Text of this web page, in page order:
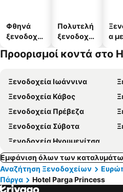
Φθηνά
ξενοδοχεί
Πολυτελή
ξενοδοχεί
α με
Προορισμοί κοντά στο
Ξενοδοχεία Ιωάννινα
Ξενοδοχεία Κάβος
Ξενοδοχεία Πρέβεζα
Ξενοδοχεία Σύβοτα
Ξενοδοχεία Ηγουμενίτσα
Εμφάνιση όλων των
Αναζήτηση Ξενοδοχείων
Πάργα
Hotel Parga Princess